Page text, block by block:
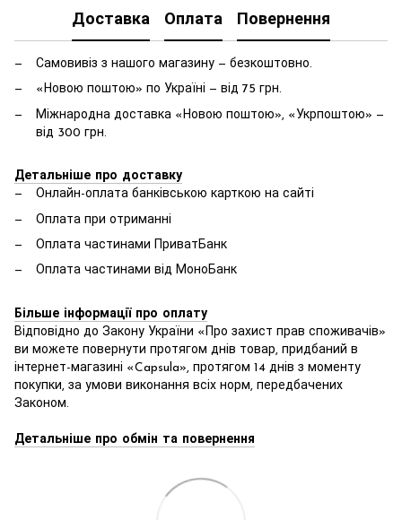
Доставка Оплата Повернення
Самовивіз з нашого магазину — безкоштовно.
«Новою поштою» по Україні — від 75 грн.
Міжнародна доставка «Новою поштою», «Укрпоштою» —
від 300 грн.
Детальніше про доставку
Онлайн-оплата банківською карткою на сайті
Оплата при отриманні
Оплата частинами ПриватБанк
Оплата частинами від МоноБанк
Більше інформації про оплату
Відповідно до Закону України «Про захист прав споживачів»
ви можете повернути протягом днів товар, придбаний в
інтернет-магазині «Capsula», протягом 14 днів з моменту
покупки, за умови виконання всіх норм, передбачених
Законом.
Детальніше про обмін та повернення